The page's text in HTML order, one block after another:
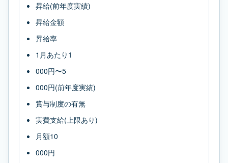
昇給(前年度実績)
昇給金額
昇給率
1月あたり1
000円〜5
000円(前年度実績)
賞与制度の有無
実費支給(上限あり)
月額10
000円